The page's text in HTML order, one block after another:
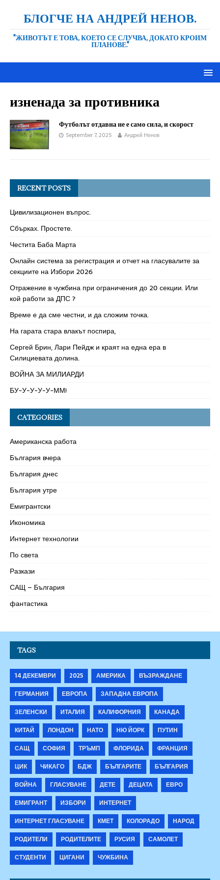
БЛОГЧЕ НА АНДРЕЙ НЕНОВ.
"ЖИВОТЪТ Е ТОВА, КОЕТО СЕ СЛУЧВА, ДОКАТО КРОИМ
ПЛАНОВЕ."
изненада за противника
Футболът отдавна не е само сила, и скорост
September 7, 2025 Андрей Ненов
RECENT POSTS
Цивилизационен въпрос.
Сбърках. Простете.
Честита Баба Марта
Онлайн система за регистрация и отчет на гласувалите за
секциите на Избори 2026
Отражение в чужбина при ограничения до 20 секции. Или
кой работи за ДПС ?
Време е да сме честни, и да сложим точка.
На гарата стара влакът поспира,
Сергей Брин, Лари Пейдж и краят на една ера в
Силициевата долина.
ВОЙНА ЗА МИЛИАРДИ
БУ-У-У-У-У-ММ!
CATEGORIES
Американска работа
България вчера
България днес
България утре
Емигрантски
Икономика
Интернет технологии
По света
Разкази
САЩ – България
фантастика
TAGS
14 ДЕКЕМВРИ 2025 АМЕРИКА
ВЪЗРАЖДАНЕ
ГЕРМАНИЯ
ЕВРОПА
ЗАПАДНА ЕВРОПА
ЗЕЛЕНСКИ
ИТАЛИЯ КАЛИФОРНИЯ
КАНАДА
КИТАЙ
ЛОНДОН НАТО НЮ ЙОРК
ПУТИН
САЩ
СОФИЯ ТРЪМП ФЛОРИДА
ФРАНЦИЯ
ЦИК
ЧИКАГО БДЖ БЪЛГАРИТЕ
БЪЛГАРИЯ
ВОЙНА
ГЛАСУВАНЕ ДЕТЕ ДЕЦАТА
ЕВРО
ЕМИГРАНТ
ИЗБОРИ
ИНТЕРНЕТ
ИНТЕРНЕТ ГЛАСУВАНЕ
КМЕТ КОЛОРАДО
НАРОД
РОДИТЕЛИ
РОДИТЕЛИТЕ РУСИЯ
САМОЛЕТ
СТУДЕНТИ
ЦИГАНИ ЧУЖБИНА